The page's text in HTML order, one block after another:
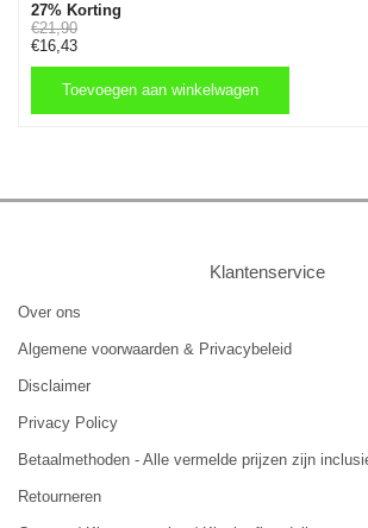
27% Korting
€21,90
€16,43
Toevoegen aan winkelwagen
Klantenservice
Over ons
Algemene voorwaarden & Privacybeleid
Disclaimer
Privacy Policy
Betaalmethoden - Alle vermelde prijzen zijn
Retourneren